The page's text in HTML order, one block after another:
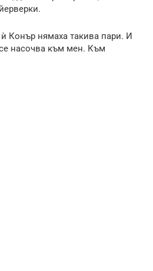
Конър нямаха такива пари. И
насочва към мен. Към